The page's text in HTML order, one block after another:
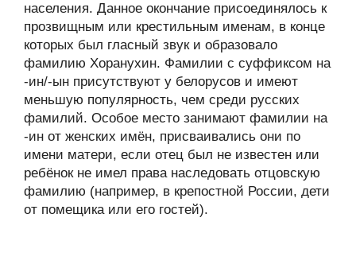
населения. Данное окончание присоединялось к
прозвищным или крестильным именам, в конце
которых был гласный звук и образовало
фамилию Хоранухин. Фамилии с суффиксом на
-ин/-ын присутствуют у белорусов и имеют
меньшую популярность, чем среди русских
фамилий. Особое место занимают фамилии на
-ин от женских имён, присваивались они по
имени матери, если отец был не известен или
ребёнок не имел права наследовать отцовскую
фамилию (например, в крепостной России, дети
от помещика или его гостей).